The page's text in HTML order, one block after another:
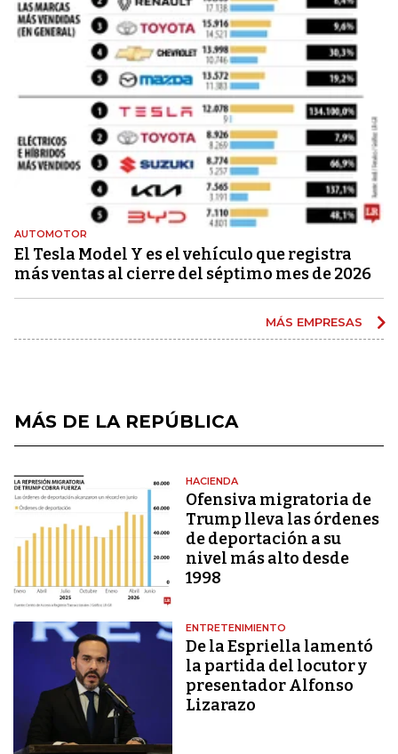
AUTOMOTOR
El Tesla Model Y es el vehículo que registra
más ventas al cierre del séptimo mes de 2026
MÁS EMPRESAS
MÁS DE LA REPÚBLICA
HACIENDA
Ofensiva migratoria de
Trump lleva las órdenes
de deportación a su
nivel más alto desde
1998
ENTRETENIMIENTO
De la Espriella lamentó
la partida del locutor y
presentador Alfonso
Lizarazo